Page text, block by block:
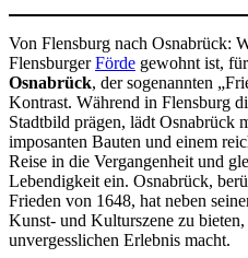
Von Flensburg nach Osnabrück:
FlensburgerFörde gewohnt ist,
Osnabrück, der sogenannten
Kontrast. Während in Flensburg
Stadtbild prägen, lädt Osnabrück
imposanten Bauten und einem
Reise in die Vergangenheit und
Lebendigkeit ein. Osnabrück,
Frieden von 1648, hat neben
Kunst- und Kulturszene zu
unvergesslichen Erlebnis macht.